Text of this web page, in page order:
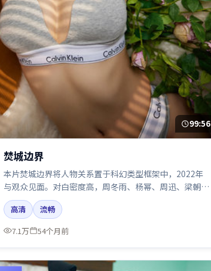
99:56
焚城边界
本片焚城边界将人物关系置于科幻类型框架中，2022年
与观众见面。对白密度高，周冬雨、杨幂、周迅、梁朝伟
的台词节奏值得关注；整体气质偏日本都市与冷色调摄
影。
高清
流畅
7.1万
54个月前